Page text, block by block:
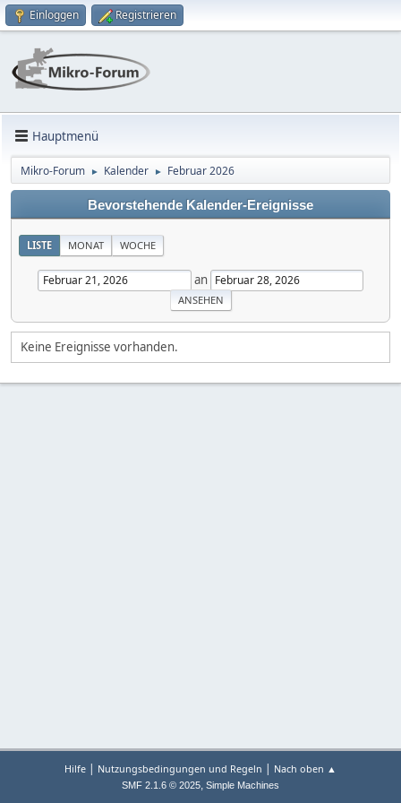
Einloggen Registrieren
Hauptmenü
Mikro-Forum ► Kalender ► Februar 2026
Bevorstehende Kalender-Ereignisse
LISTE MONAT WOCHE
an
Keine Ereignisse vorhanden.
Hilfe | Nutzungsbedingungen und Regeln | Nach oben ▲
SMF 2.1.6 © 2025, Simple Machines